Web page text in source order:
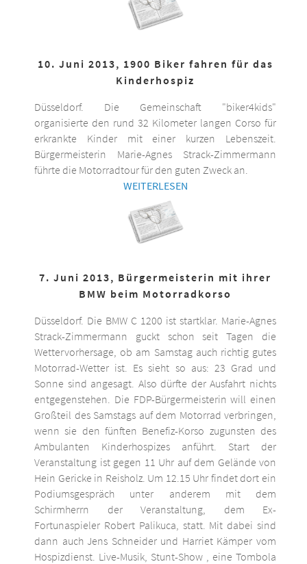
10. Juni 2013, 1900 Biker fahren für das
Kinderhospiz
Düsseldorf. Die Gemeinschaft "biker4kids"
organisierte den rund 32 Kilometer langen Corso für
erkrankte Kinder mit einer kurzen Lebenszeit.
Bürgermeisterin Marie-Agnes Strack-Zimmermann
führte die Motorradtour für den guten Zweck an.
WEITERLESEN
7. Juni 2013, Bürgermeisterin mit ihrer
BMW beim Motorradkorso
Düsseldorf. Die BMW C 1200 ist startklar. Marie-Agnes
Strack-Zimmermann guckt schon seit Tagen die
Wettervorhersage, ob am Samstag auch richtig gutes
Motorrad-Wetter ist. Es sieht so aus: 23 Grad und
Sonne sind angesagt. Also dürfte der Ausfahrt nichts
entgegenstehen. Die FDP-Bürgermeisterin will einen
Großteil des Samstags auf dem Motorrad verbringen,
wenn sie den fünften Benefiz-Korso zugunsten des
Ambulanten Kinderhospizes anführt. Start der
Veranstaltung ist gegen 11 Uhr auf dem Gelände von
Hein Gericke in Reisholz. Um 12.15 Uhr findet dort ein
Podiumsgespräch unter anderem mit dem
Schirmherrn der Veranstaltung, dem Ex-
Fortunaspieler Robert Palikuca, statt. Mit dabei sind
dann auch Jens Schneider und Harriet Kämper vom
Hospizdienst. Live-Musik, Stunt-Show , eine Tombola